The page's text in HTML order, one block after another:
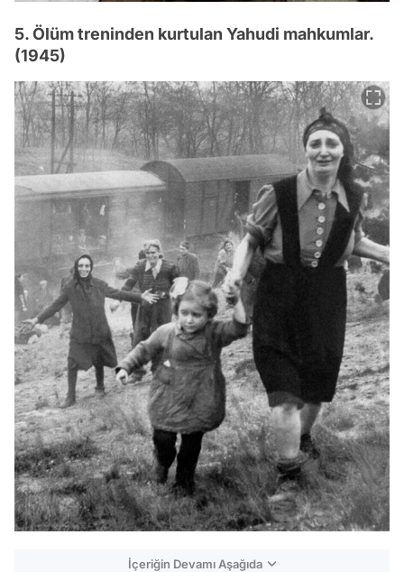
5. Ölüm treninden kurtulan Yahudi mahkumlar.
(1945)
İçeriğin Devamı Aşağıda